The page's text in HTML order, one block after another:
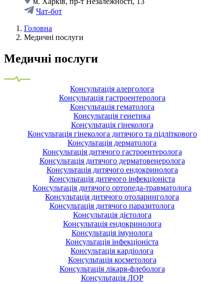
Чат-бот
Головна
Медичні послуги
Медичні послуги
Консультація алерголога
Консультація гастроентеролога
Консультація гематолога
Консультація генетика
Консультація гінеколога
Консультація гінеколога дитячого та підліткового
Консультація дерматолога
Консультація дитячого гастроентеролога
Консультація дитячого дерматовенеролога
Консультація дитячого ендокринолога
Консультація дитячого інфекціоніста
Консультація дитячого ортопеда-травматолога
Консультація дитячого отоларинголога
Консультація дитячого паразитолога
Консультація дієтолога
Консультація ендокринолога
Консультація імунолога
Консультація інфекціоніста
Консультація кардіолога
Консультація косметолога
Консультація лікаря-флеболога
Консультація ЛОР